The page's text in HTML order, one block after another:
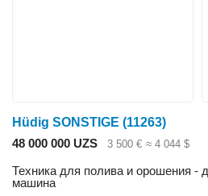
Hüdig SONSTIGE (11263)
48 000 000 UZS
3 500 € ≈ 4 044 $
Техника для полива и орошения -
машина